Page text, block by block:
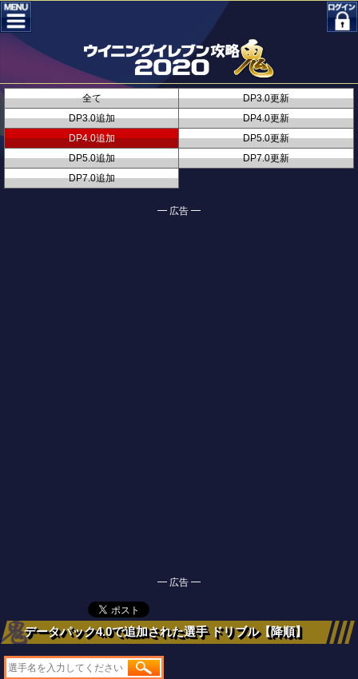
全て
DP3.0更新
DP3.0追加
DP4.0更新
DP4.0追加
DP5.0更新
DP5.0追加
DP7.0更新
DP7.0追加
━ 広告 ━
━ 広告 ━
データパック4.0で追加された選手 ドリブル【降順】